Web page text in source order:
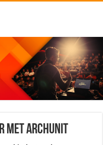
met ArchUnit